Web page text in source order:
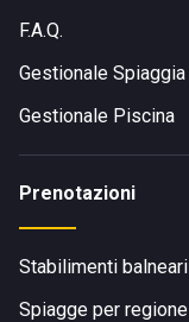
F.A.Q.
Gestionale Spiaggia
Gestionale Piscina
Prenotazioni
Stabilimenti balneari
Spiagge per regione